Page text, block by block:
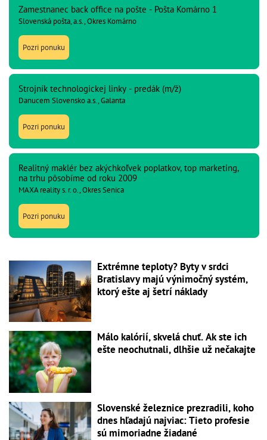
Zamestnanec back office na pošte - Pošta Komárno 1
Slovenská pošta, a.s., Okres Komárno
Pozri ponuku
Strojník technologickej linky - predák (m/ž)
Danucem Slovensko a.s., Galanta
Pozri ponuku
Realitný maklér bez akýchkoľvek poplatkov, top marketing,
na trhu pôsobíme od roku 2009
MAXA reality s. r. o., Okres Senica
Pozri ponuku
Extrémne teploty? Byty v srdci
Bratislavy majú výnimočný systém,
ktorý ešte aj šetrí náklady
Málo kalórií, skvelá chuť. Ak ste ich
ešte neochutnali, dlhšie už nečakajte
Slovenské železnice prezradili, koho
dnes hľadajú najviac: Tieto profesie
sú mimoriadne žiadané